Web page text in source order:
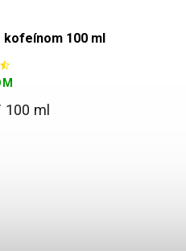
100 ml
100 ml